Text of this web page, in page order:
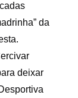
da
deixar